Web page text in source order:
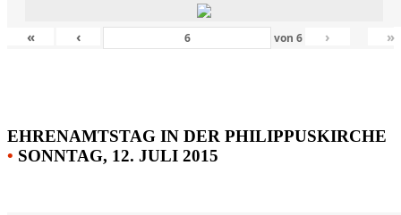
« ‹ von6 › »
EHRENAMTSTAG IN DER PHILIPPUSKIRCHE
• SONNTAG, 12. JULI 2015